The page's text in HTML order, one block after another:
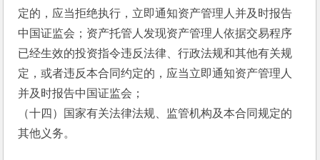
定的，应当拒绝执行，立即通知资产管理人并及时报告
中国证监会；资产托管人发现资产管理人依据交易程序
已经生效的投资指令违反法律、行政法规和其他有关规
定，或者违反本合同约定的，应当立即通知资产管理人
并及时报告中国证监会；
（十四）国家有关法律法规、监管机构及本合同规定的
其他义务。